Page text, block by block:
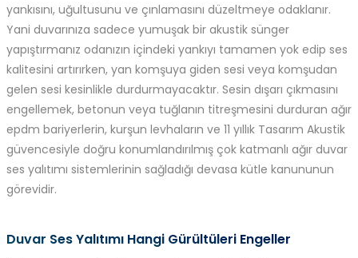
yankısını, uğultusunu ve çınlamasını düzeltmeye odaklanır.
Yani duvarınıza sadece yumuşak bir akustik sünger
yapıştırmanız odanızın içindeki yankıyı tamamen yok edip ses
kalitesini artırırken, yan komşuya giden sesi veya komşudan
gelen sesi kesinlikle durdurmayacaktır. Sesin dışarı çıkmasını
engellemek, betonun veya tuğlanın titreşmesini durduran ağır
epdm bariyerlerin, kurşun levhaların ve 11 yıllık Tasarım Akustik
güvencesiyle doğru konumlandırılmış çok katmanlı ağır duvar
ses yalıtımı sistemlerinin sağladığı devasa kütle kanununun
görevidir.
Duvar Ses Yalıtımı Hangi Gürültüleri Engeller